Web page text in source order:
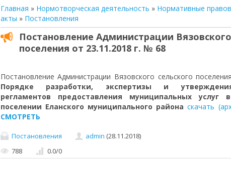
Главная » Нормотворческая деятельность » Нормативные
акты » Постановления
Постановление Администрации
поселения от 23.11.2018 г. № 68
Постановление Администрации Вязовского сельского
Порядке разработки, экспертизы и
регламентов предоставления муниципальных услуг
поселении Еланского муниципального района скачать
СМОТРЕТЬ
Постановления admin (28.11.2018)
788
0.0/0